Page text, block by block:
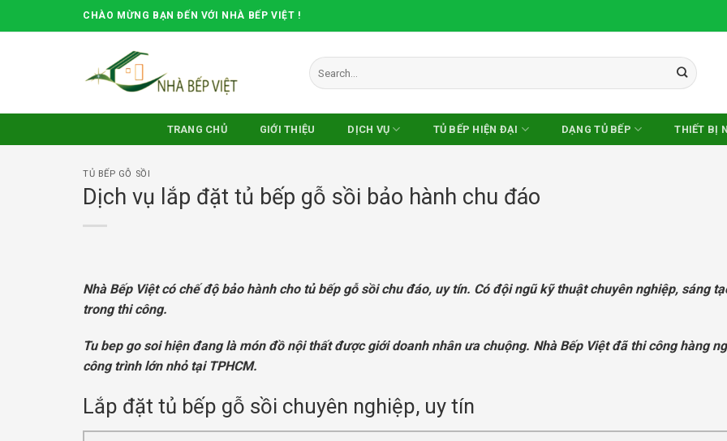
to
CHÀO MỪNG BẠN ĐẾN VỚI NHÀ BẾP VIỆT !
Search
for:
TRANG CHỦ GIỚI THIỆU DỊCH VỤ TỦ BẾP HIỆN ĐẠI DẠNG TỦ BẾP THIẾT BỊ
TỦ BẾP GỖ SỒI
Dịch vụ lắp đặt tủ bếp gỗ sồi bảo hành chu đáo
Nhà Bếp Việt có chế độ bảo hành cho tủ bếp gỗ sồi chu đáo, uy tín. Có đội ngũ kỹ thuật chuyên nghiệp, sáng
trong thi công.
Tu bep go soi hiện đang là món đồ nội thất được giới doanh nhân ưa chuộng. Nhà Bếp Việt đã thi công hàng
công trình lớn nhỏ tại TPHCM.
Lắp đặt tủ bếp gỗ sồi chuyên nghiệp, uy tín